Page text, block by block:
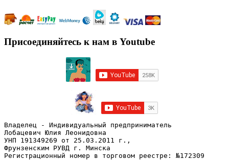
Присоединяйтесь к нам в Youtube
Владелец - Индивидуальный предприниматель
Лобацевич Юлия Леонидовна
УНП 191349269 от 25.03.2011 г.,
Фрунзенским РУВД г. Минска
Регистрационный номер в торговом реестре: №172309